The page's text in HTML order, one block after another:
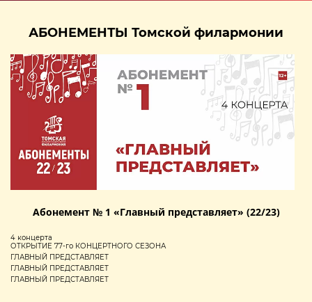
АБОНЕМЕНТЫ Томской филармонии
Абонемент № 1 «Главный представляет» (22/23)
4 концерта
ОТКРЫТИЕ 77-го КОНЦЕРТНОГО СЕЗОНА
ГЛАВНЫЙ ПРЕДСТАВЛЯЕТ
ГЛАВНЫЙ ПРЕДСТАВЛЯЕТ
ГЛАВНЫЙ ПРЕДСТАВЛЯЕТ